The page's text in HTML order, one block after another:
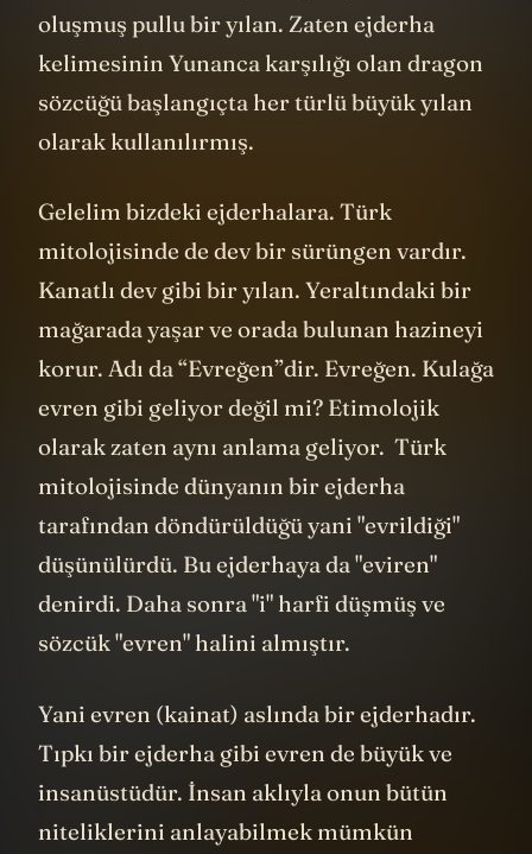
oluşmuş pullu bir yılan. Zaten ejderha
kelimesinin Yunanca karşılığı olan dragon
sözcüğü başlangıçta her türlü büyük yılan
olarak kullanılırmış.
Gelelim bizdeki ejderhalara. Türk
mitolojisinde de dev bir sürüngen vardır.
Kanatlı dev gibi bir yılan. Yeraltındaki bir
mağarada yaşar ve orada bulunan hazineyi
korur. Adı da “Evreğen”dir. Evreğen. Kulağa
evren gibi geliyor değil mi? Etimolojik
olarak zaten aynı anlama geliyor. Türk
mitolojisinde dünyanın bir ejderha
tarafından döndürüldüğü yani "evrildiği"
düşünülürdü. Bu ejderhaya da "eviren"
denirdi. Daha sonra "i" harfi düşmüş ve
sözcük "evren" halini almıştır.
Yani evren (kainat) aslında bir ejderhadır.
Tıpkı bir ejderha gibi evren de büyük ve
insanüstüdür. İnsan aklıyla onun bütün
niteliklerini anlayabilmek mümkün